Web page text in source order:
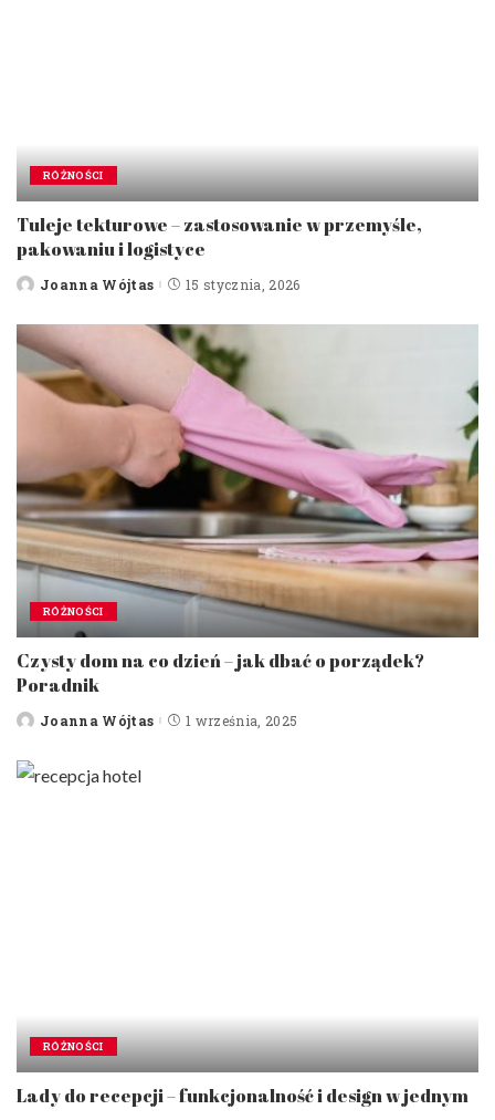
RÓŻNOŚCI
Tuleje tekturowe – zastosowanie w przemyśle,
pakowaniu i logistyce
PostedJoanna Wójtas 15 stycznia, 2026
RÓŻNOŚCI
Czysty dom na co dzień – jak dbać o porządek?
Poradnik
PostedJoanna Wójtas 1 września, 2025
RÓŻNOŚCI
Lady do recepcji – funkcjonalność i design w jednym